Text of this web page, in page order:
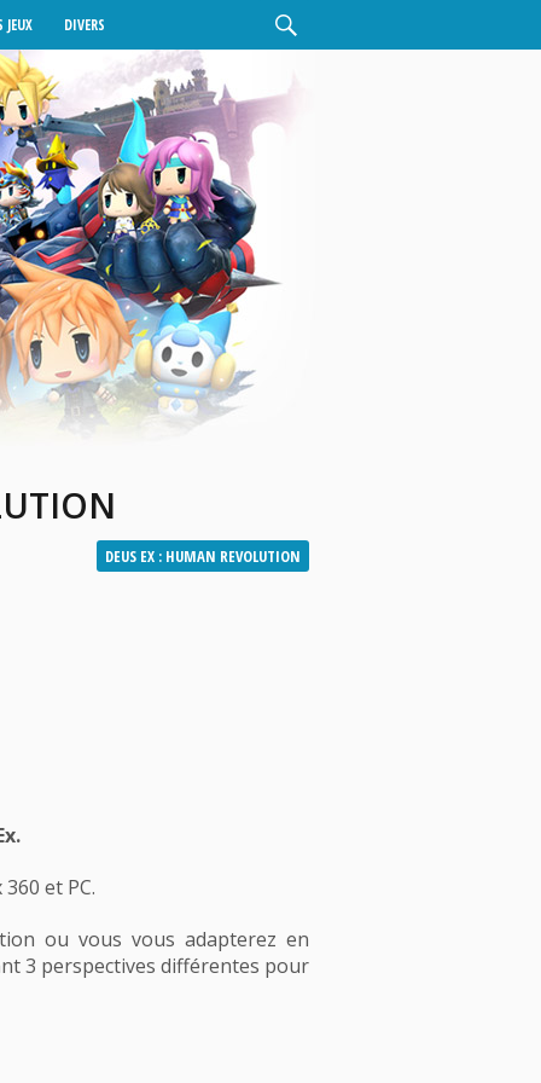
JEUX DIVERS
DEUS EX : HUMAN REVOLUTION
et PC.
ou vous vous adapterez en
3 perspectives différentes pour